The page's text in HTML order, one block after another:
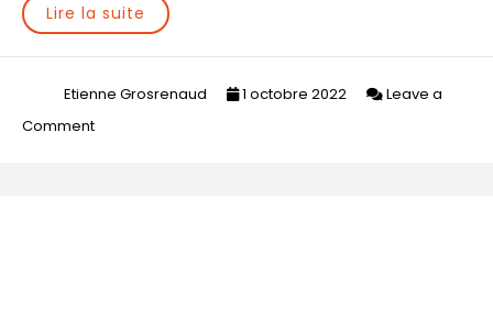
Lire la suite
Etienne Grosrenaud 1 octobre 2022
Leave a
Commenton